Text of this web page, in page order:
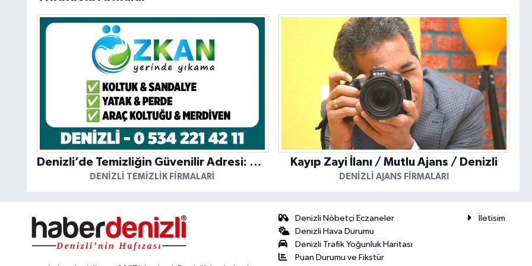
Denizli’de Temizliğin Güvenilir Adresi: Özkan Yerinde Yıkama
DENIZLI TEMIZLIK FIRMALARI
Kayıp Zayi İlanı / Mutlu Ajans / Denizli
DENIZLI AJANS FIRMALARI
Denizli Nöbetçi Eczaneler
Denizli Hava Durumu
Denizli Trafik Yoğunluk Haritası
Puan Durumu ve Fikstür
İletisim